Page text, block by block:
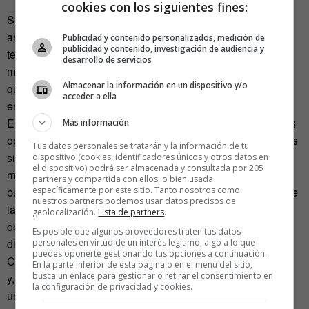
Si estiramos aún más la analogía frívola del principio del
artículo, también podríamos convenir que se empieza no
teniendo un duro y se acaba por hacer las cosas uno
mismo. La escasez agudiza el ingenio, pero también hace
que se mida mucho dónde se gasta el dinero y si debemos
encargar ciertas tareas a otras personas.
En ese sentido, según Castaño, «la crisis ha acentuado las
oportunidades y, sobre todo, ahora muchos nos planteamos
si debemos pagar por cosas que podemos hacer nosotros
mismos». Buenas noticias para el movimientomaker
buenas noticias para la economía del DIY. «Esa es parte de
la culturamaker, hacerlo tú mismo y de lo que hagas
obtener una oportunidad en el mercado. Queremos ser
diferentes, hacer nuestros propios productos».
Castaño reivindica también el valor del esfuerzo, el trabajo
y, sobre todo, el valor que tienen las cosas. «Estamos ante
una oportunidad histórica de crear una nueva Revolución
cookies con los siguientes fines:
Publicidad y contenido personalizados, medición de
publicidad y contenido, investigación de audiencia y
desarrollo de servicios
Almacenar la información en un dispositivo y/o
acceder a ella
Más información
Tus datos personales se tratarán y la información de tu
dispositivo (cookies, identificadores únicos y otros datos en
el dispositivo) podrá ser almacenada y consultada por 205
partners y compartida con ellos, o bien usada
específicamente por este sitio. Tanto nosotros como
nuestros partners podemos usar datos precisos de
geolocalización. Lista de partners.
Es posible que algunos proveedores traten tus datos
personales en virtud de un interés legítimo, algo a lo que
puedes oponerte gestionando tus opciones a continuación.
En la parte inferior de esta página o en el menú del sitio,
busca un enlace para gestionar o retirar el consentimiento en
la configuración de privacidad y cookies.